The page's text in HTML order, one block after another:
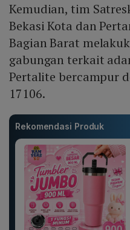
Kemudian, tim
Bekasi Kota dan
Bagian Barat
gabungan terkait
Pertalite bercampur
17106.
Rekomendasi Produk